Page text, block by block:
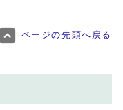
ページの先頭へ戻る